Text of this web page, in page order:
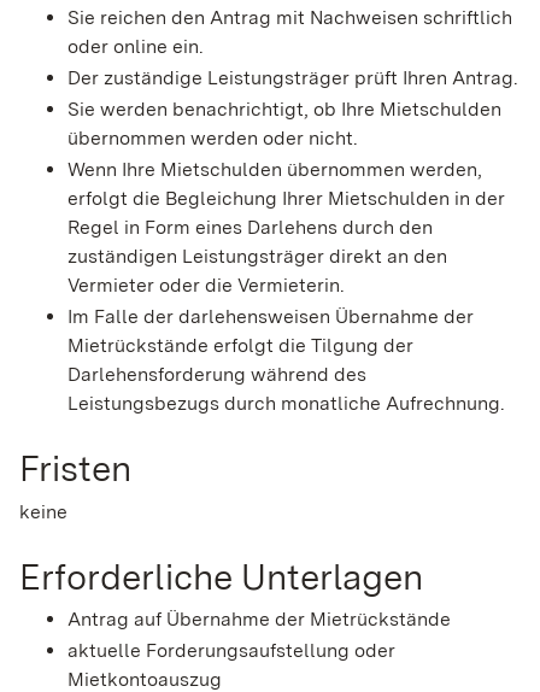
Sie reichen den Antrag mit Nachweisen schriftlich
oder online ein.
Der zuständige Leistungsträger prüft Ihren Antrag.
Sie werden benachrichtigt, ob Ihre Mietschulden
übernommen werden oder nicht.
Wenn Ihre Mietschulden übernommen werden,
erfolgt die Begleichung Ihrer Mietschulden in der
Regel in Form eines Darlehens durch den
zuständigen Leistungsträger direkt an den
Vermieter oder die Vermieterin.
Im Falle der darlehensweisen Übernahme der
Mietrückstände erfolgt die Tilgung der
Darlehensforderung während des
Leistungsbezugs durch monatliche Aufrechnung.
Fristen
keine
Erforderliche Unterlagen
Antrag auf Übernahme der Mietrückstände
aktuelle Forderungsaufstellung oder
Mietkontoauszug